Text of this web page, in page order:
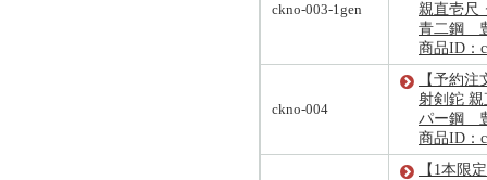
ckno-003-1gen
親直壱尺
青二鋼
商品ID：
ckno-004
【予約
射剣鉈
パー鋼
商品ID：
【1本限